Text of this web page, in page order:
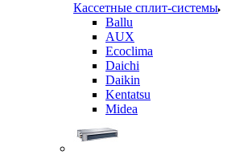
Кассетные сплит-системы
Ballu
AUX
Ecoclima
Daichi
Daikin
Kentatsu
Midea